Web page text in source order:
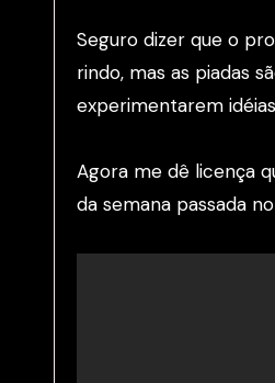
Seguro dizer que o
rindo, mas as piadas
experimentarem
Agora me dê licença
da semana passada